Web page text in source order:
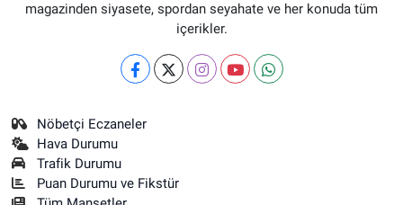
magazinden siyasete, spordan seyahate ve her konuda tüm
içerikler.
Nöbetçi Eczaneler
Hava Durumu
Trafik Durumu
Puan Durumu ve Fikstür